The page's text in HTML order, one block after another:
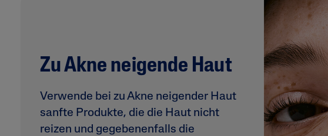
Fußpflege
Seren
Unreine, Fettige Haut
Zu Akne Neigende Haut
Feuchtigkeitsarme,
Müde Haut
Unebene Haut
Zu Akne neigende Haut
Verwende bei zu Akne neigender Haut
sanfte Produkte, die die Haut nicht
reizen und gegebenenfalls die